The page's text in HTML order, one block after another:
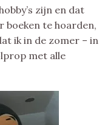
zijn en dat
boeken te hoarden,
ik in de zomer – in
met alle